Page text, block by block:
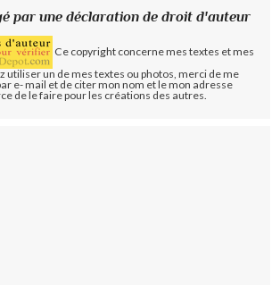
par une déclaration de droit d'auteur
Ce copyright concerne mes textes et mes
utiliser un de mes textes ou photos, merci de me
e- mail et de citer mon nom et le mon adresse
de le faire pour les créations des autres.